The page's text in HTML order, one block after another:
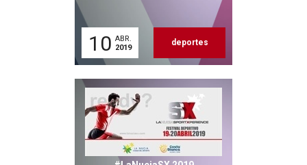
10 ABR.
2019
deportes